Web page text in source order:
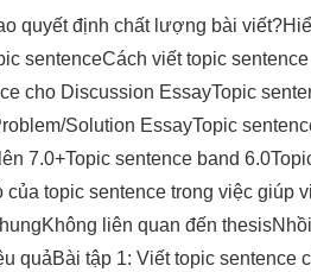
quyết định chất lượng bài viết?
sentenceCách viết topic
cho Discussion EssayTopic
Solution EssayTopic
7.0+Topic sentence band 6.0
của topic sentence trong việc giúp
Không liên quan đến thesis
quảBài tập 1: Viết topic sentence